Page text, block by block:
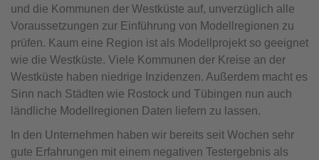
und die Kommunen der Westküste auf, unverzüglich alle
Voraussetzungen zur Einführung von Modellregionen zu
prüfen. Kaum eine Region ist als Modellprojekt so geeignet
wie die Westküste. Viele Kommunen der Kreise an der
Westküste haben niedrige Inzidenzen. Außerdem macht es
Sinn nach Städten wie Rostock und Tübingen nun auch
ländliche Modellregionen Daten liefern zu lassen.
In den Unternehmen haben wir bereits seit Wochen sehr
gute Erfahrungen mit einem negativen Testergebnis als